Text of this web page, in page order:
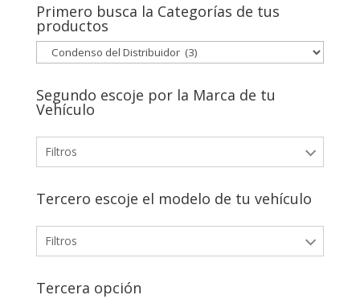
Primero busca la Categorías de tus
productos
Segundo escoje por la Marca de tu
Vehículo
Filtros
Tercero escoje el modelo de tu vehículo
Filtros
Tercera opción